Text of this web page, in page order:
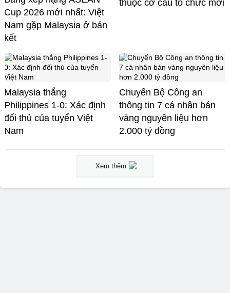
Cup 2026 mới nhất: Việt
Nam gặp Malaysia ở bán
kết
thuộc cơ cấu tổ chức mới
Malaysia thắng
Philippines 1-0: Xác định
đối thủ của tuyển Việt
Nam
Chuyển Bộ Công an
thông tin 7 cá nhân bán
vàng nguyên liệu hơn
2.000 tỷ đồng
Xem thêm